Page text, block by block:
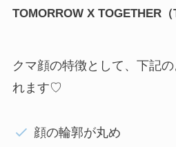
TOMORROW X TOGETHER
クマ顔の特徴として、下記
れます♡
顔の輪郭が丸め